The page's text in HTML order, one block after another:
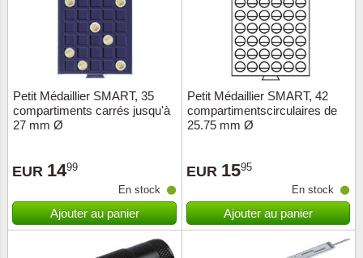
Petit Médaillier SMART, 35
compartiments carrés jusqu'à
27 mm Ø
EUR 1499
En stock
Ajouter au panier
Petit Médaillier SMART, 42
compartimentscirculaires de
25.75 mm Ø
EUR 1595
En stock
Ajouter au panier